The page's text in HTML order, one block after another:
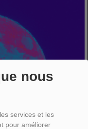
nous
services et les
pour améliorer